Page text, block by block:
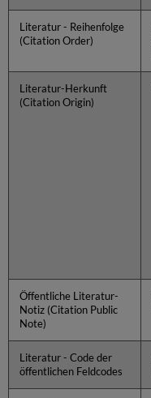
Literatur - Reihenfolge
(Citation Order)
Literatur-Herkunft
(Citation Origin)
Öffentliche Literatur-
Notiz (Citation Public
Note)
Literatur - Code der
öffentlichen Feldcodes